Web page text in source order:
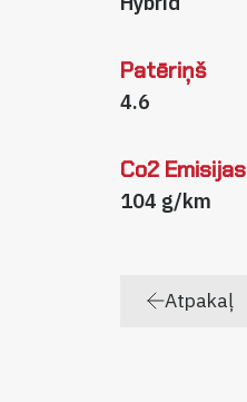
Patēriņš
4.6
Co2 Emisijas
104 g/km
Atpakaļ